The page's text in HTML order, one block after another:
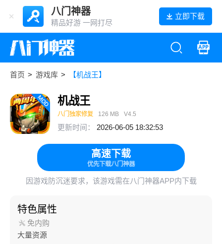
八门神器
精品好游 一网打尽
立即下载
首页 > 游戏库 > 【机战王】
机战王
八门独家修复 126 MB V4.5
更新时间： 2026-06-05 18:32:53
高速下载
优先下载八门神器
因游戏防沉迷要求，该游戏需在八门神器APP内下载
特色属性
免内购
大量资源